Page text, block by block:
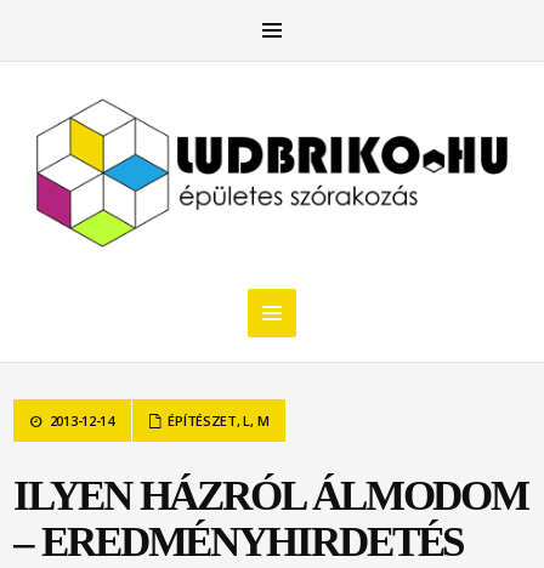
2013-12-14 ÉPÍTÉSZET,L, M
ILYEN HÁZRÓL ÁLMODOM
– EREDMÉNYHIRDETÉS